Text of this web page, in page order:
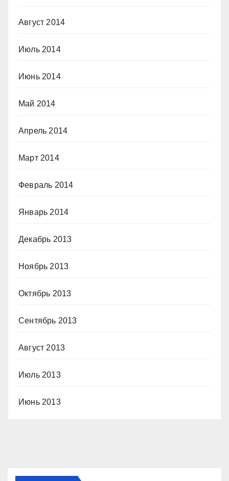
Август 2014
Июль 2014
Июнь 2014
Май 2014
Апрель 2014
Март 2014
Февраль 2014
Январь 2014
Декабрь 2013
Ноябрь 2013
Октябрь 2013
Сентябрь 2013
Август 2013
Июль 2013
Июнь 2013